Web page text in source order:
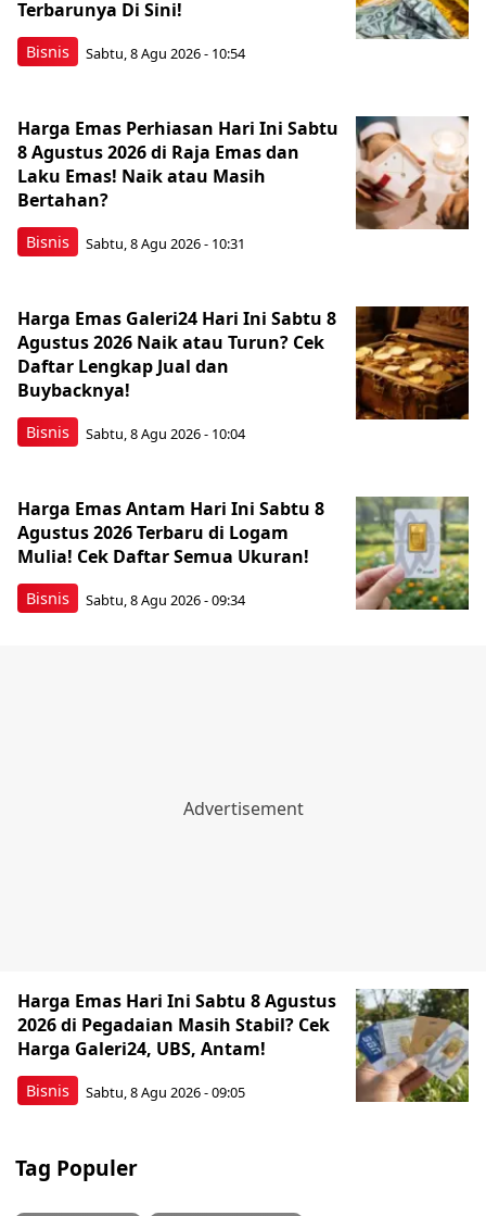
Bisnis
Terbarunya Di Sini!
Sabtu, 8 Agu 2026 - 10:54
Bisnis
Harga Emas Perhiasan Hari Ini Sabtu
8 Agustus 2026 di Raja Emas dan
Laku Emas! Naik atau Masih
Bertahan?
Sabtu, 8 Agu 2026 - 10:31
Bisnis
Harga Emas Galeri24 Hari Ini Sabtu 8
Agustus 2026 Naik atau Turun? Cek
Daftar Lengkap Jual dan
Buybacknya!
Sabtu, 8 Agu 2026 - 10:04
Bisnis
Harga Emas Antam Hari Ini Sabtu 8
Agustus 2026 Terbaru di Logam
Mulia! Cek Daftar Semua Ukuran!
Sabtu, 8 Agu 2026 - 09:34
Bisnis
Harga Emas Hari Ini Sabtu 8 Agustus
2026 di Pegadaian Masih Stabil? Cek
Harga Galeri24, UBS, Antam!
Sabtu, 8 Agu 2026 - 09:05
Tag Populer